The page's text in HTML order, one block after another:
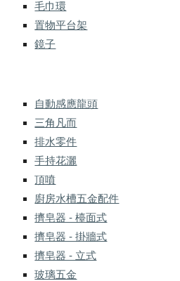
毛巾環
置物平台架
鏡子
自動感應龍頭
三角凡而
排水零件
手持花灑
頂噴
廚房水槽五金配件
擠皂器 - 檯面式
擠皂器 - 掛牆式
擠皂器 - 立式
玻璃五金